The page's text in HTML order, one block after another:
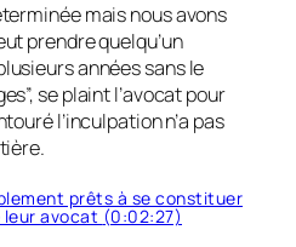
mais nous avons
prendre quelqu’un
années sans le
se plaint l’avocat pour
l’inculpation n’a pas
prêts à se constituer
avocat (0:02:27)